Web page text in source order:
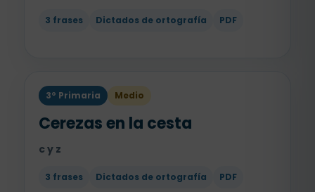
3 frases Dictados de ortografía PDF
3º Primaria Medio
Cerezas en la cesta
c y z
3 frases Dictados de ortografía PDF